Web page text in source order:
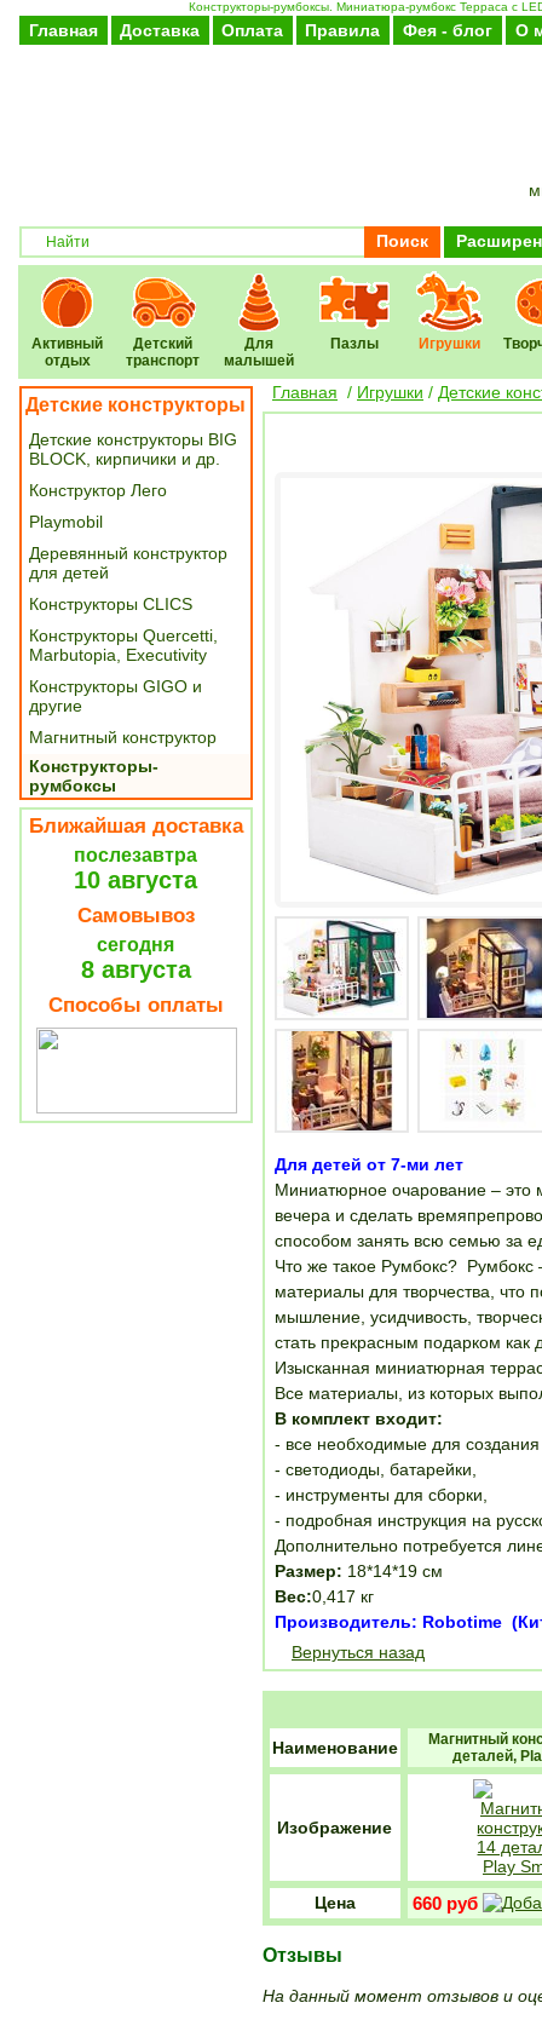
Конструкторы-румбоксы. Миниатюра-румбокс Терраса с
Главная Доставка Оплата Правила Фея - блог О
Поиск
Активный
отдых
Детский
транспорт
Для
малышей
Пазлы Игрушки
Детские конструкторы
Детские конструкторы BIG
BLOCK, кирпичики и др.
Конструктор Лего
Playmobil
Деревянный конструктор
для детей
Конструкторы CLICS
Конструкторы Quercetti,
Marbutopia, Executivity
Конструкторы GIGO и
другие
Магнитный конструктор
Конструкторы-
румбоксы
Ближайшая доставка
послезавтра
10 августа
Самовывоз
сегодня
8 августа
Способы оплаты
Главная / Игрушки / Детские
Для детей от 7-ми лет
Миниатюрное очарование – это
вечера и сделать
способом занять всю семью за
Что же такое Румбокс?
материалы для творчества, что
мышление, усидчивость,
стать прекрасным подарком как
Изысканная миниатюрная
Все материалы, из которых
В комплект входит:
- все необходимые для
- светодиоды, батарейки,
- инструменты для сборки,
- подробная инструкция на
Дополнительно потребуется
Размер: 18*14*19 см
Вес:0,417 кг
Производитель: Robotime
Вернуться назад
Наименование
Магнитный
деталей,
Изображение
Цена 660 руб
Отзывы
На данный момент отзывов и